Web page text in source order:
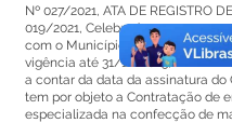
Nº 027/2021, ATA DE REGISTRO
019/2021, Celebrado
com o Município de Senador
vigência até 31/12/2023,
a contar da data da assinatura do
tem por objeto a Contratação de
especializada na confecção de